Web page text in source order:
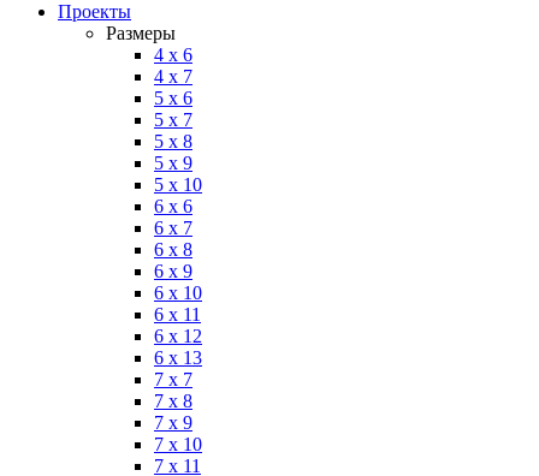
Проекты
Размеры
4 x 6
4 x 7
5 x 6
5 x 7
5 x 8
5 x 9
5 x 10
6 x 6
6 x 7
6 x 8
6 x 9
6 x 10
6 x 11
6 x 12
6 x 13
7 x 7
7 x 8
7 x 9
7 x 10
7 x 11